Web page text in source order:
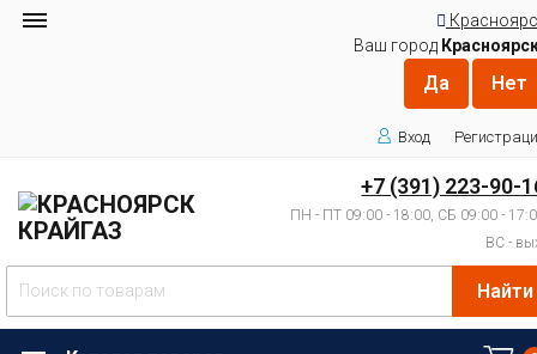
Ваш город
Вход
+7 (391) 223-90-
ПН - ПТ 09:00 - 18:00, СБ 09:00 -
ВС -
Найти